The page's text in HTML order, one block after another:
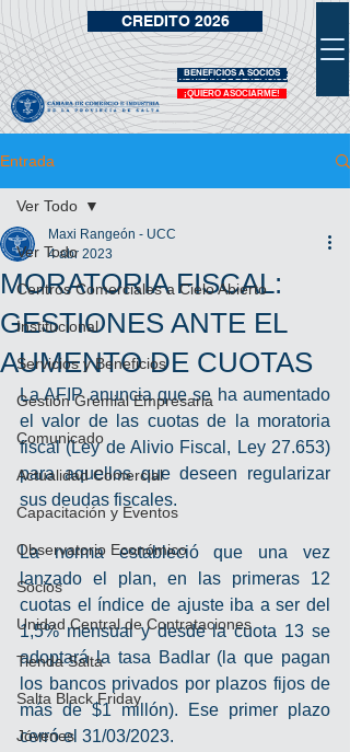
¡QUIERO ASOCIARME!
VIDRIERA DE BENEFICIOS
BENEFICIOS A SOCIOS
CREDITO 2026
Entrada
Ver Todo
Centros Comerciales a Cielo Abierto
Institucional
Servicios y Beneficios
Gestión Gremial Empresaria
Comunicado
Actualidad Comercial
Capacitación y Eventos
Observatorio Económico
Socios
Unidad Central de Contrataciones
Tienda Salta
Salta Black Friday
Jóvenes
Ver Todo
MORATORIA FISCAL:
GESTIONES ANTE EL
AUMENTO DE CUOTAS
Maxi Rangeón - UCC
4 abr 2023
La AFIP anuncia que se ha aumentado
el valor de las cuotas de la moratoria
fiscal (Ley de Alivio Fiscal, Ley 27.653)
para aquellos que deseen regularizar
sus deudas fiscales.
La norma estableció que una vez
lanzado el plan, en las primeras 12
cuotas el índice de ajuste iba a ser del
1,5% mensual y desde la cuota 13 se
adoptará la tasa Badlar (la que pagan
los bancos privados por plazos fijos de
más de $1 millón). Ese primer plazo
cerró el 31/03/2023.